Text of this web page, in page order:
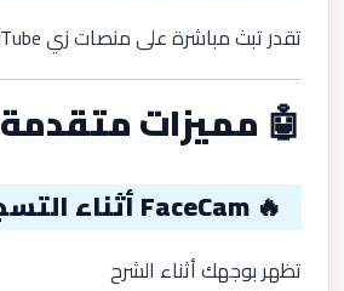
تقدر تبث مباشرة على منصات زي YouTube وFacebook
🤖 مميزات متقدمة
🔥 FaceCam أثناء التسجيل
تظهر بوجهك أثناء الشرح